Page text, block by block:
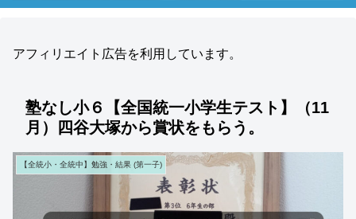
アフィリエイト広告を利用しています。
塾なし小６【全国統一小学生テスト】（11
月）四谷大塚から賞状をもらう。
【全統小・全統中】勉強・結果 (第一子)